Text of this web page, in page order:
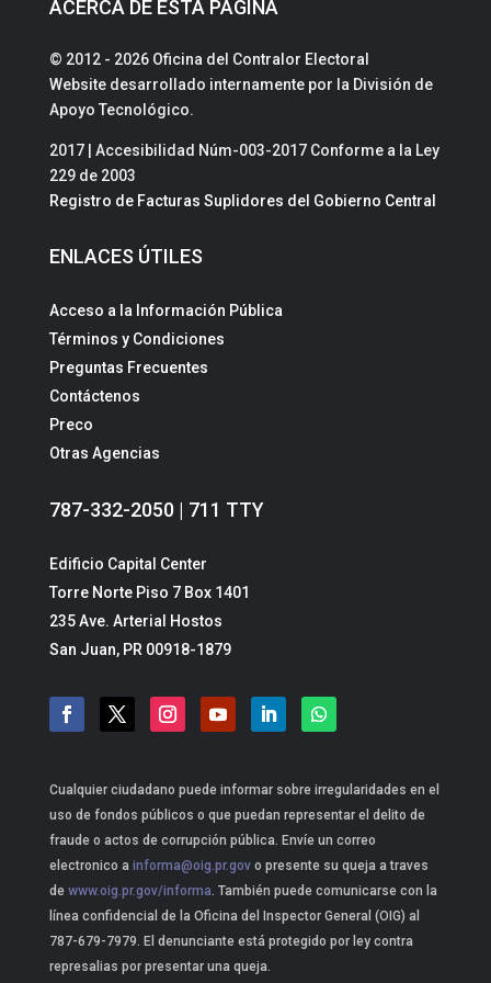
ACERCA DE ESTA PÁGINA
© 2012 - 2026 Oficina del Contralor Electoral
Website desarrollado internamente por la División de
Apoyo Tecnológico.
2017 | Accesibilidad Núm-003-2017 Conforme a la Ley
229 de 2003
Registro de Facturas Suplidores del Gobierno Central
ENLACES ÚTILES
Acceso a la Información Pública
Términos y Condiciones
Preguntas Frecuentes
Contáctenos
Preco
Otras Agencias
787-332-2050 | 711 TTY
Edificio Capital Center
Torre Norte Piso 7 Box 1401
235 Ave. Arterial Hostos
San Juan, PR 00918-1879
Cualquier ciudadano puede informar sobre irregularidades en el
uso de fondos públicos o que puedan representar el delito de
fraude o actos de corrupción pública. Envíe un correo
electronico a informa@oig.pr.govo presente su queja a traves
dewww.oig.pr.gov/informa. También puede comunicarse con la
línea confidencial de la Oficina del Inspector General (OIG) al
787-679-7979. El denunciante está protegido por ley contra
represalias por presentar una queja.